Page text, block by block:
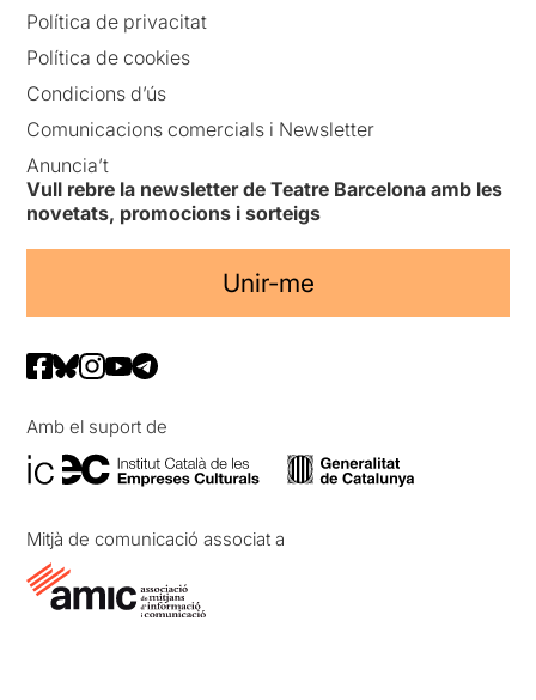
Política de privacitat
Política de cookies
Condicions d’ús
Comunicacions comercials i Newsletter
Anuncia’t
Vull rebre la newsletter de Teatre Barcelona amb les
novetats, promocions i sorteigs
Unir-me
Amb el suport de
Mitjà de comunicació associat a